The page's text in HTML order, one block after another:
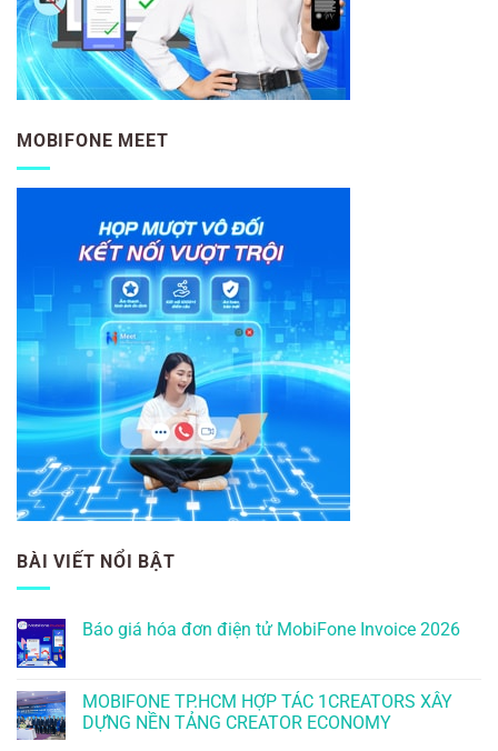
MOBIFONE MEET
BÀI VIẾT NỔI BẬT
Báo giá hóa đơn điện tử MobiFone Invoice 2026
MOBIFONE TP.HCM HỢP TÁC 1CREATORS XÂY
DỰNG NỀN TẢNG CREATOR ECONOMY